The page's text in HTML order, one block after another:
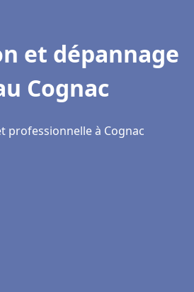
et dépannage
Cognac
professionnelle à Cognac